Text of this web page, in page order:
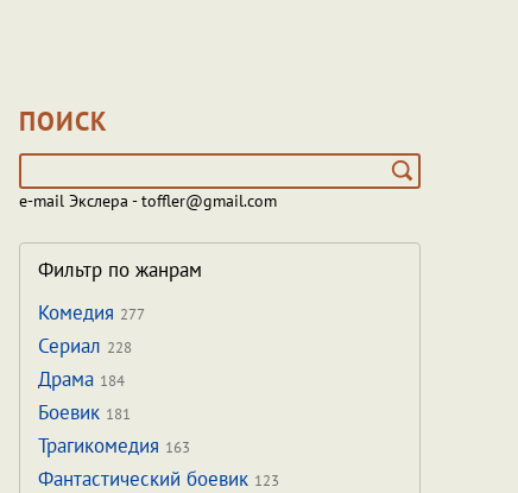
ПОИСК
e-mail Экслера - toffler@gmail.com
Фильтр по жанрам
Комедия 277
Сериал 228
Драма 184
Боевик 181
Трагикомедия 163
Фантастический боевик 123